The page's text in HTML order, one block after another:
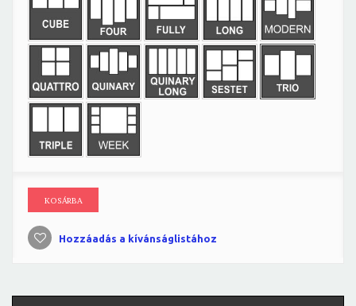
KOSÁRBA
Hozzáadás a kívánságlistához